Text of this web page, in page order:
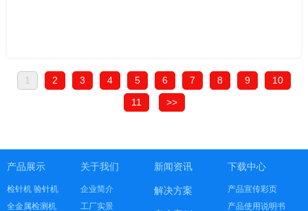
1 2 3 4 5 6 7 8 9
10
11
>>
产品展示
检针机 验针机
全金属检测机
关于我们
企业简介
工厂实景
新闻资讯
解决方案
下载中心
产品宣传彩页
产品使用说明书